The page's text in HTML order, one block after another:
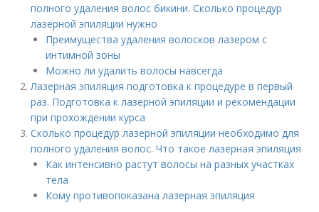
полного удаления волос бикини. Сколько процедур
лазерной эпиляции нужно
Преимущества удаления волосков лазером с
интимной зоны
Можно ли удалить волосы навсегда
Лазерная эпиляция подготовка к процедуре в первый
раз. Подготовка к лазерной эпиляции и рекомендации
при прохождении курса
Сколько процедур лазерной эпиляции необходимо для
полного удаления волос. Что такое лазерная эпиляция
Как интенсивно растут волосы на разных участках
тела
Кому противопоказана лазерная эпиляция